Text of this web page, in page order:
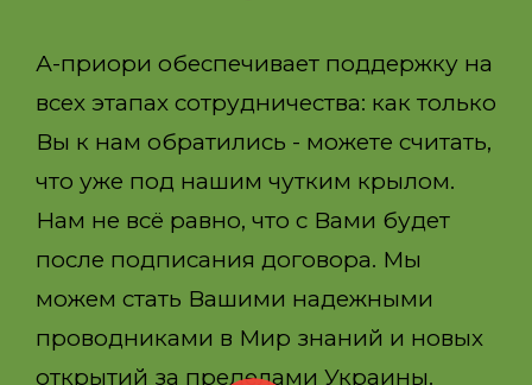
А-приори обеспечивает поддержку на
всех этапах сотрудничества: как только
Вы к нам обратились - можете считать,
что уже под нашим чутким крылом.
Нам не всё равно, что с Вами будет
после подписания договора. Мы
можем стать Вашими надежными
проводниками в Мир знаний и новых
открытий за пределами Украины.